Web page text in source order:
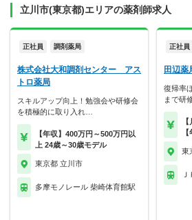
立川市(東京都)エリアの薬剤師求人
正社員 調剤薬局
株式会社大和調剤センター アス
トロ薬局
スキルアップ向上！勉強会や研修会
を積極的に取り入れ…
【年収】400万円～500万円以
上 24歳～30歳モデル
東京都 立川市
多摩モノレール 柴崎体育館駅
正社員
田辺
復帰率
まで研
東